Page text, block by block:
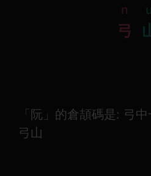
n
弓
u
「阮」的倉頡碼是: 弓
弓山